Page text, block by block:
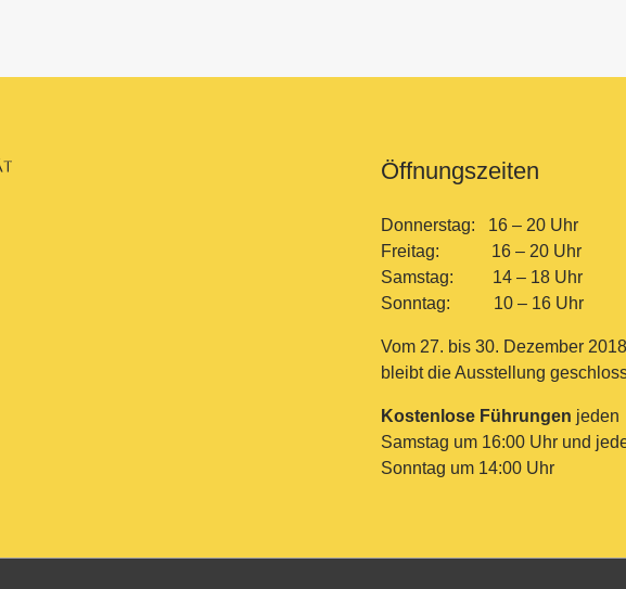
Öffnungszeiten
Donnerstag: 16 – 20 Uhr
Freitag: 16 – 20 Uhr
Samstag: 14 – 18 Uhr
Sonntag: 10 – 16 Uhr
Vom 27. bis 30. Dezember 2018
bleibt die Ausstellung
Kostenlose Führungen jeden
Samstag um 16:00 Uhr und
Sonntag um 14:00 Uhr